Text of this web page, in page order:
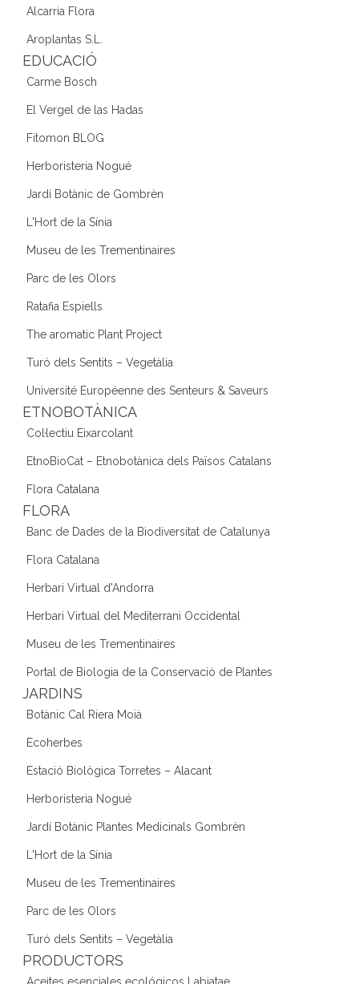
Alcarria Flora
Aroplantas S.L.
EDUCACIÓ
Carme Bosch
El Vergel de las Hadas
Fitomon BLOG
Herboristeria Nogué
Jardí Botànic de Gombrèn
L'Hort de la Sínia
Museu de les Trementinaires
Parc de les Olors
Ratafia Espiells
The aromatic Plant Project
Turó dels Sentits – Vegetàlia
Université Européenne des Senteurs & Saveurs
ETNOBOTÀNICA
Col·lectiu Eixarcolant
EtnoBioCat – Etnobotànica dels Països Catalans
Flora Catalana
FLORA
Banc de Dades de la Biodiversitat de Catalunya
Flora Catalana
Herbari Virtual d'Andorra
Herbari Virtual del Mediterrani Occidental
Museu de les Trementinaires
Portal de Biologia de la Conservació de Plantes
JARDINS
Botànic Cal Riera Moià
Ecoherbes
Estació Biològica Torretes – Alacant
Herboristeria Nogué
Jardí Botànic Plantes Medicinals Gombrèn
L'Hort de la Sínia
Museu de les Trementinaires
Parc de les Olors
Turó dels Sentits – Vegetàlia
PRODUCTORS